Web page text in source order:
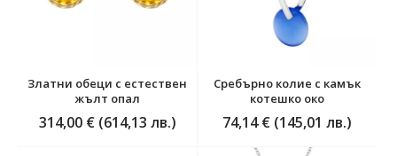
Златни обеци с естествен
жълт опал
314,00 € (614,13 лв.)
Сребърно колие с камък
котешко око
74,14 € (145,01 лв.)